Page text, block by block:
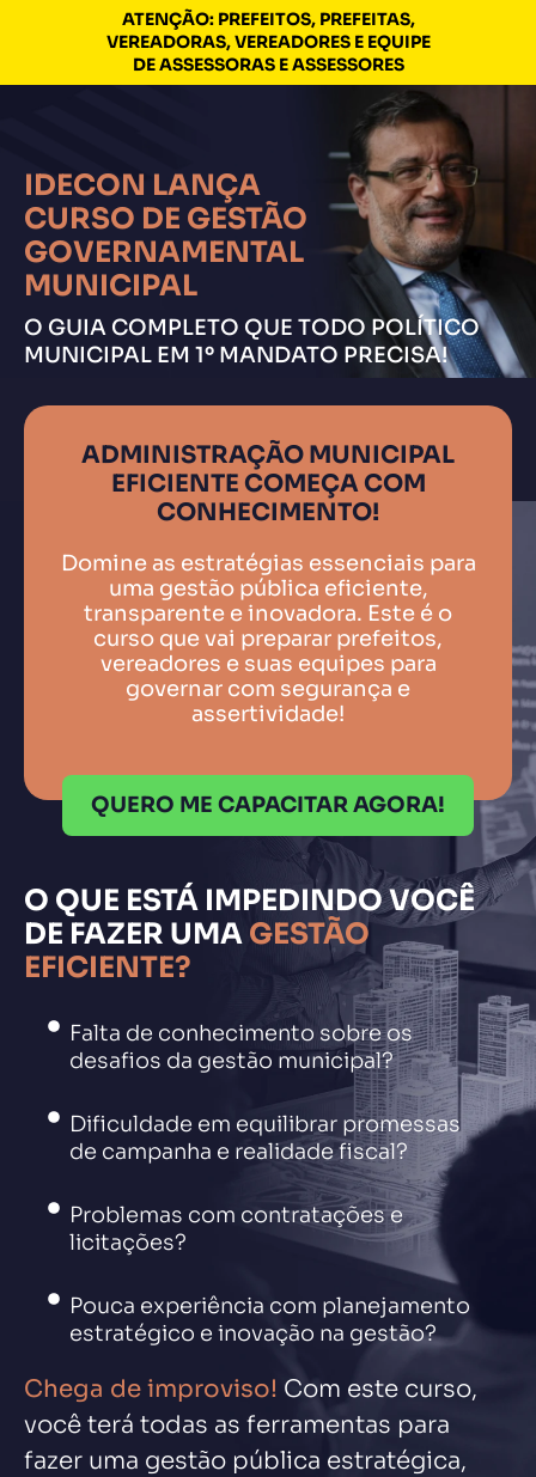
ATENÇÃO: PREFEITOS, PREFEITAS,
VEREADORAS, VEREADORES E EQUIPE
DE ASSESSORAS E ASSESSORES​
IDECON LANÇA
CURSO DE GESTÃO
GOVERNAMENTAL
MUNICIPAL
O GUIA COMPLETO QUE TODO POLÍTICO
MUNICIPAL EM 1º MANDATO PRECISA!
ADMINISTRAÇÃO MUNICIPAL
EFICIENTE COMEÇA COM
CONHECIMENTO!
Domine as estratégias essenciais para
uma gestão pública eficiente,
transparente e inovadora. Este é o
curso que vai preparar prefeitos,
vereadores e suas equipes para
governar com segurança e
assertividade!
QUERO ME CAPACITAR AGORA!
O QUE ESTÁ IMPEDINDO VOCÊ
DE FAZER UMA GESTÃO
EFICIENTE?
Falta de conhecimento sobre os
desafios da gestão municipal?
Dificuldade em equilibrar promessas
de campanha e realidade fiscal?
Problemas com contratações e
licitações?
Pouca experiência com planejamento
estratégico e inovação na gestão?
Chega de improviso! Com este curso,
você terá todas as ferramentas para
fazer uma gestão pública estratégica,